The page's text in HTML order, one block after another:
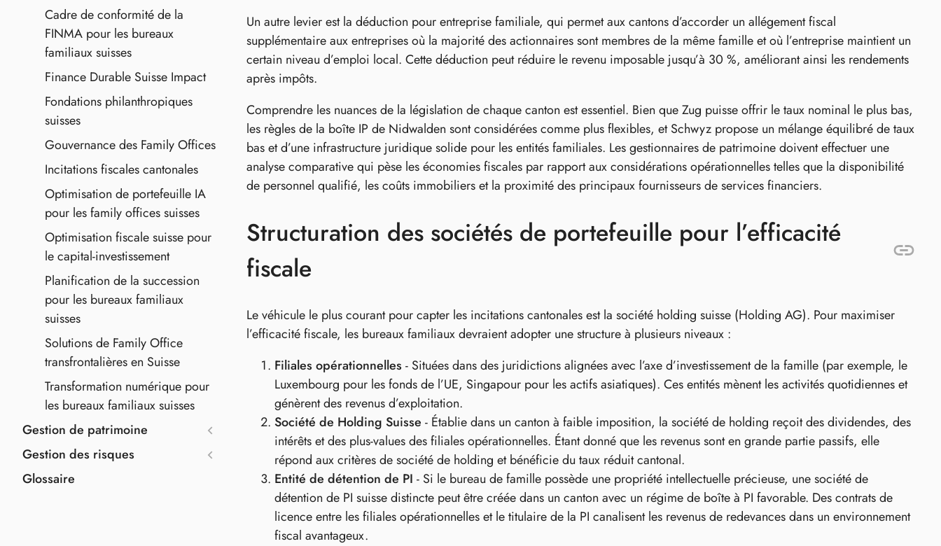
Cadre de conformité de la
FINMA pour les bureaux
familiaux suisses
Finance Durable Suisse Impact
Fondations philanthropiques
suisses
Gouvernance des Family Offices
Incitations fiscales cantonales
Optimisation de portefeuille IA
pour les family offices suisses
Optimisation fiscale suisse pour
le capital‑investissement
Planification de la succession
pour les bureaux familiaux
suisses
Solutions de Family Office
transfrontalières en Suisse
Transformation numérique pour
les bureaux familiaux suisses
Gestion de patrimoine
Gestion des risques
Glossaire
Un autre levier est la déduction pour entreprise familiale, qui permet aux cantons d’accorder un allégement fiscal
supplémentaire aux entreprises où la majorité des actionnaires sont membres de la même famille et où l’entreprise maintient un
certain niveau d’emploi local. Cette déduction peut réduire le revenu imposable jusqu’à 30 %, améliorant ainsi les rendements
après impôts.
Comprendre les nuances de la législation de chaque canton est essentiel. Bien que Zug puisse offrir le taux nominal le plus bas,
les règles de la boîte IP de Nidwalden sont considérées comme plus flexibles, et Schwyz propose un mélange équilibré de taux
bas et d’une infrastructure juridique solide pour les entités familiales. Les gestionnaires de patrimoine doivent effectuer une
analyse comparative qui pèse les économies fiscales par rapport aux considérations opérationnelles telles que la disponibilité
de personnel qualifié, les coûts immobiliers et la proximité des principaux fournisseurs de services financiers.
Structuration des sociétés de portefeuille pour l’efficacité
fiscale
Le véhicule le plus courant pour capter les incitations cantonales est la société holding suisse (Holding AG). Pour maximiser
l’efficacité fiscale, les bureaux familiaux devraient adopter une structure à plusieurs niveaux :
Filiales opérationnelles - Situées dans des juridictions alignées avec l’axe d’investissement de la famille (par exemple, le
Luxembourg pour les fonds de l’UE, Singapour pour les actifs asiatiques). Ces entités mènent les activités quotidiennes et
génèrent des revenus d’exploitation.
Société de Holding Suisse - Établie dans un canton à faible imposition, la société de holding reçoit des dividendes, des
intérêts et des plus-values des filiales opérationnelles. Étant donné que les revenus sont en grande partie passifs, elle
répond aux critères de société de holding et bénéficie du taux réduit cantonal.
Entité de détention de PI - Si le bureau de famille possède une propriété intellectuelle précieuse, une société de
détention de PI suisse distincte peut être créée dans un canton avec un régime de boîte à PI favorable. Des contrats de
licence entre les filiales opérationnelles et le titulaire de la PI canalisent les revenus de redevances dans un environnement
fiscal avantageux.